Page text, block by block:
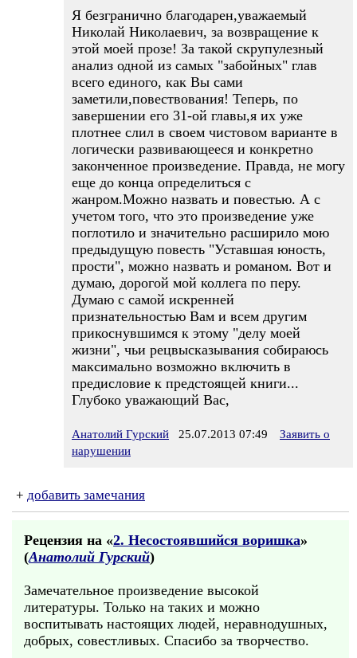
Я безгранично благодарен,уважаемый
Николай Николаевич, за возвращение к
этой моей прозе! За такой скрупулезный
анализ одной из самых "забойных" глав
всего единого, как Вы сами
заметили,повествования! Теперь, по
завершении его 31-ой главы,я их уже
плотнее слил в своем чистовом варианте в
логически развивающееся и конкретно
законченное произведение. Правда, не могу
еще до конца определиться с
жанром.Можно назвать и повестью. А с
учетом того, что это произведение уже
поглотило и значительно расширило мою
предыдущую повесть "Уставшая юность,
прости", можно назвать и романом. Вот и
думаю, дорогой мой коллега по перу.
Думаю с самой искренней
признательностью Вам и всем другим
прикоснувшимся к этому "делу моей
жизни", чьи рецвысказывания собираюсь
максимально возможно включить в
предисловие к предстоящей книги...
Глубоко уважающий Вас,
Анатолий Гурский 25.07.2013 07:49
Заявить о
нарушении
+ добавить замечания
Рецензия на «2. Несостоявшийся воришка»
(Анатолий Гурский)
Замечательное произведение высокой
литературы. Только на таких и можно
воспитывать настоящих людей, неравнодушных,
добрых, совестливых. Спасибо за творчество.